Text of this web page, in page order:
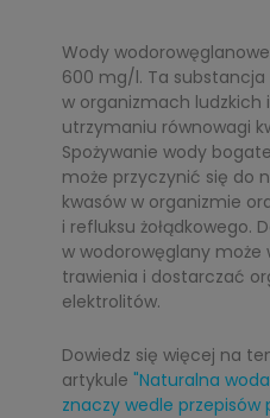
Wody
600 mg/l. Ta
w organizmach ludzkich
utrzymaniu równowagi
Spożywanie wody
może przyczynić się do
kwasów w organizmie
i refluksu żołądkowego.
w wodorowęglany może
trawienia i dostarczać
elektrolitów.
Dowiedz się więcej na
artykule "Naturalna
znaczy wedle przepisów